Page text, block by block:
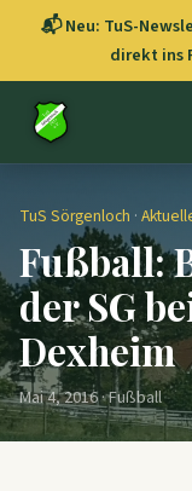
📬 Neu: TuS-
direkt ins
TuS Sörgenloch ·
Fußball:
der SG
Dexheim
Mai 4, 2016 · Fußball